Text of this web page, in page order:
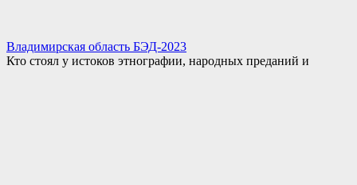
Владимирская область БЭД-2023
Кто стоял у истоков этнографии, народных преданий и